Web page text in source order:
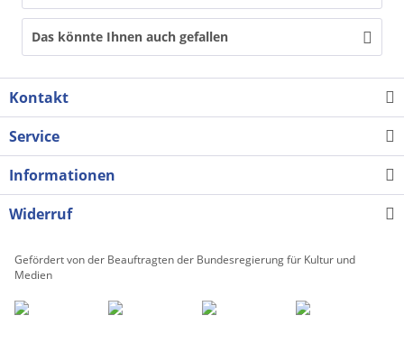
Das könnte Ihnen auch gefallen
Kontakt
Service
Informationen
Widerruf
Gefördert von der Beauftragten der Bundesregierung für Kultur und
Medien